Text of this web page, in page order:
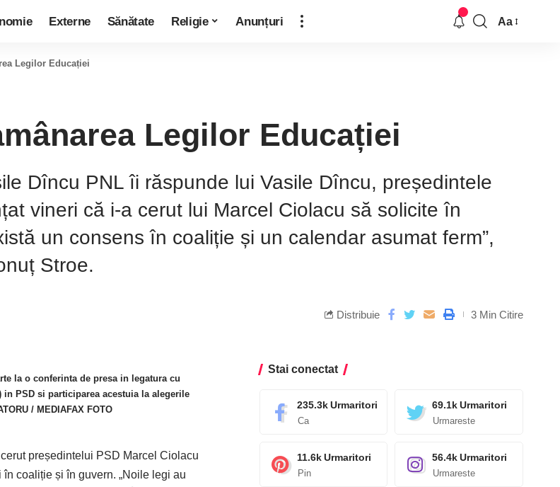
Externe Sănătate Religie Anunțuri Aa
Legilor Educației
Legilor Educației
Dîncu PNL îi răspunde lui Vasile Dîncu, președintele
vineri că i-a cerut lui Marcel Ciolacu să solicite în
un consens în coaliție și un calendar asumat ferm”,
Stroe.
Distribuie 3 Min Citire
la o conferinta de presa in legatura cu
PSD si participarea acestuia la alegerile
/ MEDIAFAX FOTO
președintelui PSD Marcel Ciolacu
coaliție și în guvern. „Noile legi au
Stai conectat
235.3k Urmaritori
Ca
69.1k Urmaritori
Urmareste
11.6k Urmaritori
Pin
56.4k Urmaritori
Urmareste